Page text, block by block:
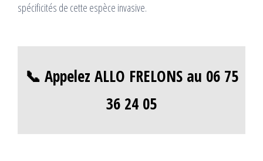
spécificités de cette espèce invasive.
📞 Appelez ALLO FRELONS au 06 75
36 24 05